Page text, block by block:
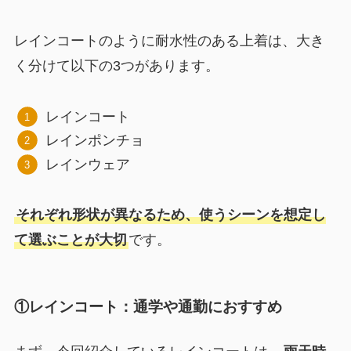
レインコートのように耐水性のある上着は、大き
く分けて以下の3つがあります。
レインコート
レインポンチョ
レインウェア
それぞれ形状が異なるため、使うシーンを想定し
て選ぶことが大切です。
①レインコート：通学や通勤におすすめ